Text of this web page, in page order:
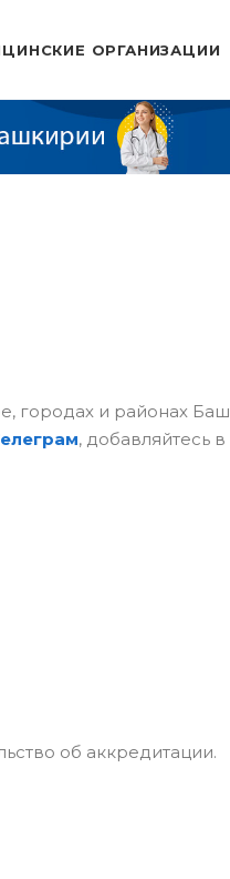
ОРГАНИЗАЦИИ
городах и районах
, добавляйтесь
об аккредитации.